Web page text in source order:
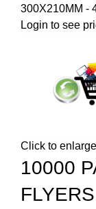
300X210MM -
Login to see
Click to enlarge
10000